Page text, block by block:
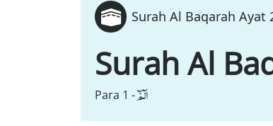
Surah Al Baqarah Ayat
Surah Al
Para 1 -الٓمّٓ